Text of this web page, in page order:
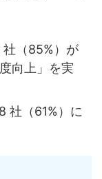
（85%）が
向上」を実
社（61%）に